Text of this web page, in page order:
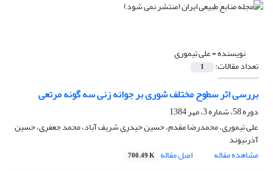
نویسنده =علی تیموری
تعداد مقالات: 1
بررسی اثر سطوح مختلف شوری بر جوانه زنی سه گونه مرتعی
دوره 58، شماره 3، مهر 1384
علی تیموری، محمدرضا مقدم، حسین حیدری شریف آباد، محمد جعفری، حسین
آذرنیوند
مشاهده مقاله
اصل مقاله 700.49 K